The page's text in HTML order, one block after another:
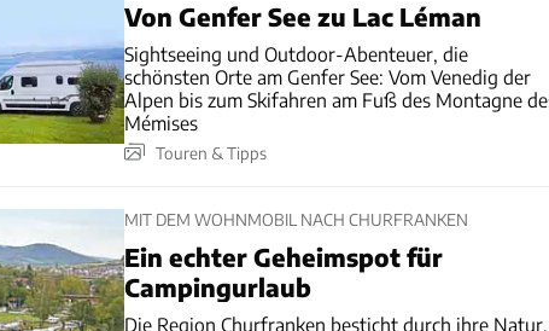
Von Genfer See zu Lac Léman
Sightseeing und Outdoor-Abenteuer, die
schönsten Orte am Genfer See: Vom Venedig der
Alpen bis zum Skifahren am Fuß des Montagne
Mémises
Touren & Tipps
MIT DEM WOHNMOBIL NACH CHURFRANKEN
Ein echter Geheimspot für
Campingurlaub
Die Region Churfranken besticht durch ihre Natur,